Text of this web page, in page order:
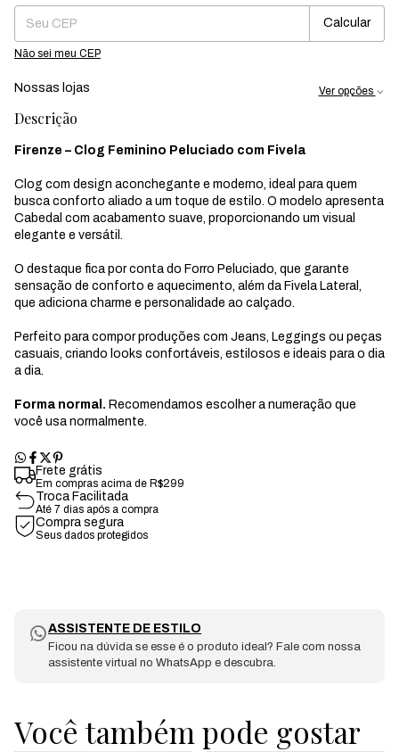
Calcular
Não sei meu CEP
Nossas lojas Ver opções
Descrição
Firenze – Clog Feminino Peluciado com Fivela
Clog com design aconchegante e moderno, ideal para quem
busca conforto aliado a um toque de estilo. O modelo apresenta
Cabedal com acabamento suave, proporcionando um visual
elegante e versátil.
O destaque fica por conta do Forro Peluciado, que garante
sensação de conforto e aquecimento, além da Fivela Lateral,
que adiciona charme e personalidade ao calçado.
Perfeito para compor produções com Jeans, Leggings ou peças
casuais, criando looks confortáveis, estilosos e ideais para o dia
a dia.
Forma normal. Recomendamos escolher a numeração que
você usa normalmente.
Frete grátis
Em compras acima de R$299
Troca Facilitada
Até 7 dias após a compra
Compra segura
Seus dados protegidos
ASSISTENTE DE ESTILO
Ficou na dúvida se esse é o produto ideal? Fale com nossa
assistente virtual no WhatsApp e descubra.
Você também pode gostar